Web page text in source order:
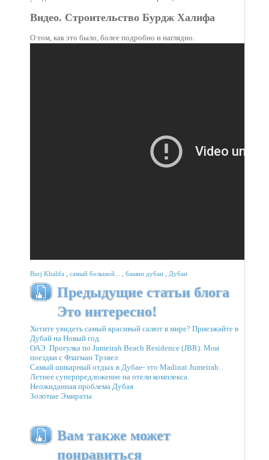
Видео. Строительство Бурдж Халифа
О том, как это было, более подробно и наглядно.
Burj Khalifa самый большой... башни дубаи Дубаи
Предыдущие статьи блога
Это интересно!
Хотите увидеть самый красивый салют в мире? Приезжайте в
Дубай на Новый год.
ОАЭ. Прогулка по Jumeirah Beach Residence (JBR). Мои
поездки с Флагман Трэвел
Самый шикарный отдых в Дубае- это Madinat Jumeirah.
Летнее суперпредложение на отели комплекса.
Неожиданная проблема Дубая
Золотые Эмираты
Вам также может
понравиться